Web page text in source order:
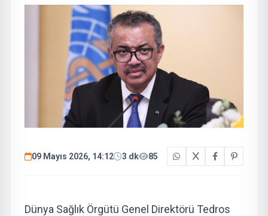
09 Mayıs 2026, 14:12 3 dk 85
Dünya Sağlık Örgütü Genel Direktörü Tedros